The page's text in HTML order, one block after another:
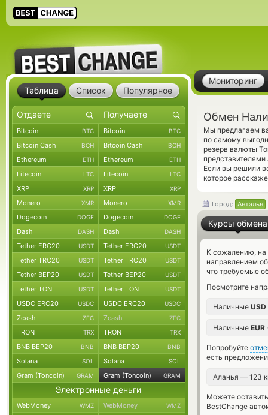
Мониторинг
Обмен
Мы предлагаем
по самому
резерв валюты
Если вы решили
которое
Город: Анталья
Курсы обмена
К сожалению, на
направлением
что требуемые
Посмотрите
Наличные USD
Наличные EUR
Попробуйте
есть
Аланья — 123
Можете
BestChange
Таблица Список Популярное
Bitcoin BTC Bitcoin BTC
Bitcoin Cash BCH Bitcoin Cash BCH
Ethereum ETH Ethereum ETH
Litecoin LTC Litecoin LTC
XRP XRP XRP XRP
Monero XMR Monero XMR
Dogecoin DOGE Dogecoin DOGE
Dash DASH Dash DASH
Tether ERC20 USDT Tether ERC20 USDT
Tether TRC20 USDT Tether TRC20 USDT
Tether BEP20 USDT Tether BEP20 USDT
Tether TON USDT Tether TON USDT
USDC ERC20 USDC USDC ERC20 USDC
Zcash ZEC Zcash ZEC
TRON TRX TRON TRX
BNB BEP20 BNB BNB BEP20 BNB
Solana SOL Solana SOL
Gram (Toncoin) GRAM Gram (Toncoin) GRAM
Электронные деньги
WebMoney WMZ WebMoney WMZ